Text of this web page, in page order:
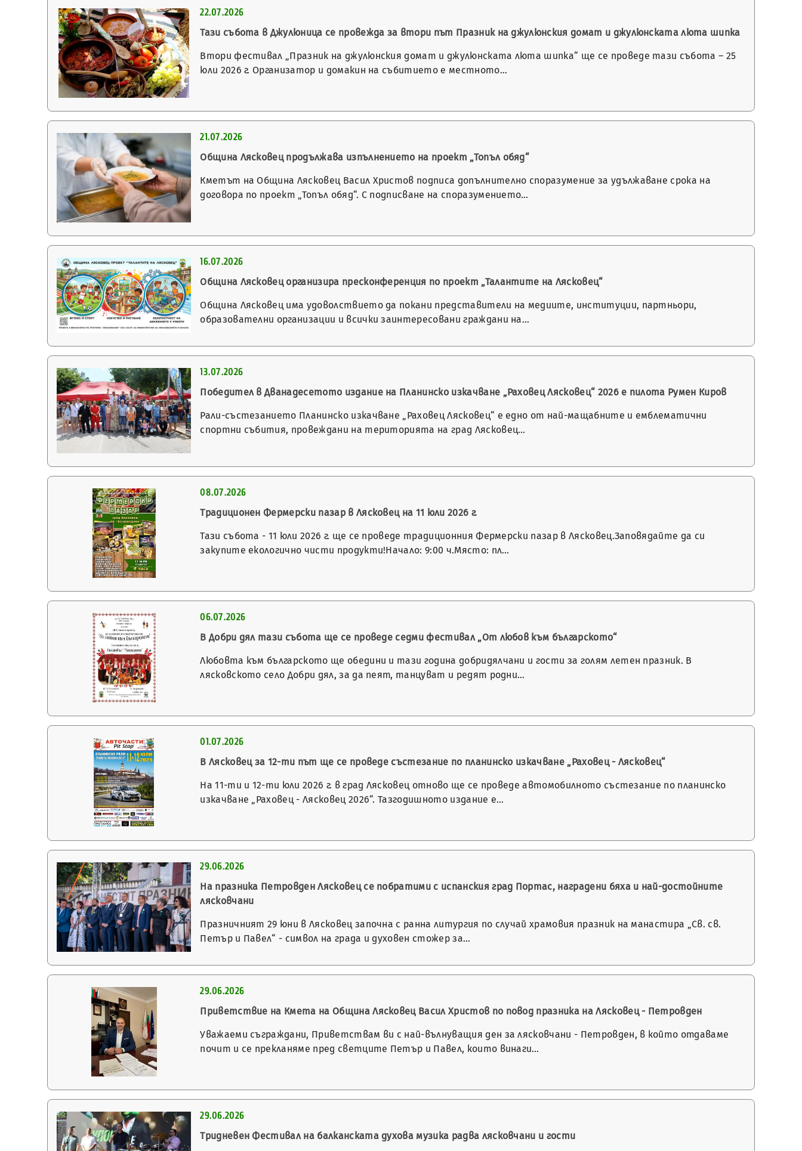
22.07.2026
Тази събота в Джулюница се провежда за втори път Празник на джулюнския домат и джулюнската люта шипка
Втори фестивал „Празник на джулюнския домат и джулюнската люта шипка“ ще се проведе тази събота – 25
юли 2026 г. Организатор и домакин на събитието е местното…
21.07.2026
Община Лясковец продължава изпълнението на проект „Топъл обяд“
Кметът на Община Лясковец Васил Христов подписа допълнително споразумение за удължаване срока на
договора по проект „Топъл обяд“. С подписване на споразумението…
16.07.2026
Община Лясковец организира пресконференция по проект „Талантите на Лясковец“
Община Лясковец има удоволствието да покани представители на медиите, институции, партньори,
образователни организации и всички заинтересовани граждани на…
13.07.2026
Победител в Дванадесетото издание на Планинско изкачване „Раховец Лясковец“ 2026 е пилота Румен Киров
Рали-състезанието Планинско изкачване „Раховец Лясковец“ е едно от най-мащабните и емблематични
спортни събития, провеждани на територията на град Лясковец…
08.07.2026
Традиционен Фермерски пазар в Лясковец на 11 юли 2026 г.
Тази събота - 11 юли 2026 г. ще се проведе традиционния Фермерски пазар в Лясковец.Заповядайте да си
закупите екологично чисти продукти!Начало: 9:00 ч.Място: пл…
06.07.2026
В Добри дял тази събота ще се проведе седми фестивал „От любов към българското“
Любовта към българското ще обедини и тази година добридялчани и гости за голям летен празник. В
лясковското село Добри дял, за да пеят, танцуват и редят родни…
01.07.2026
В Лясковец за 12-ти път ще се проведе състезание по планинско изкачване „Раховец - Лясковец“
На 11-ти и 12-ти юли 2026 г. в град Лясковец отново ще се проведе автомобилното състезание по планинско
изкачване „Раховец - Лясковец 2026“. Тазгодишното издание е…
29.06.2026
На празника Петровден Лясковец се побратими с испанския град Портас, наградени бяха и най-достойните
лясковчани
Празничният 29 юни в Лясковец започна с ранна литургия по случай храмовия празник на манастира „Св. св.
Петър и Павел“ - символ на града и духовен стожер за…
29.06.2026
Приветствие на Кмета на Община Лясковец Васил Христов по повод празника на Лясковец - Петровден
Уважаеми съграждани, Приветствам ви с най-вълнуващия ден за лясковчани - Петровден, в който отдаваме
почит и се прекланяме пред светците Петър и Павел, които винаги…
29.06.2026
Тридневен Фестивал на балканската духова музика радва лясковчани и гости